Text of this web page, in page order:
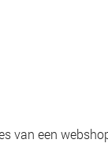
van een